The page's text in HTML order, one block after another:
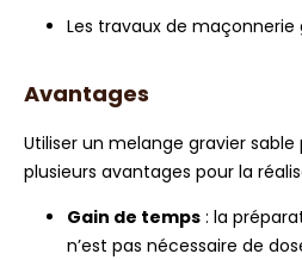
Les travaux de maçonnerie
Avantages
Utiliser un melange gravier
plusieurs avantages pour la
Gain de temps : la
n’est pas nécessaire de